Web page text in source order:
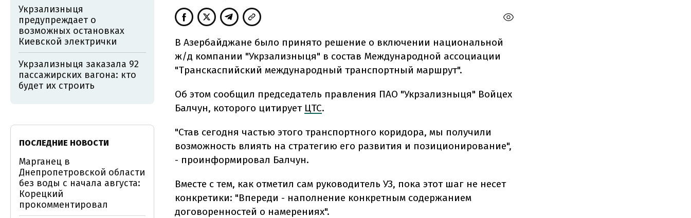
В Азербайджане было принято решение о включении национальной
ж/д компании "Укрзализныця" в состав Международной ассоциации
"Транскаспийский международный транспортный маршрут".
Об этом сообщил председатель правления ПАО "Укрзализныця" Войцех
Балчун, которого цитирует ЦТС.
"Став сегодня частью этого транспортного коридора, мы получили
возможность влиять на стратегию его развития и позиционирование",
- проинформировал Балчун.
Вместе с тем, как отметил сам руководитель УЗ, пока этот шаг не несет
конкретики: "Впереди - наполнение конкретным содержанием
договоренностей о намерениях".
Укрзализныця
предупреждает о
возможных остановках
Киевской электрички
Укрзализныця заказала 92
пассажирских вагона: кто
будет их строить
ПОСЛЕДНИЕ НОВОСТИ
Марганец в
Днепропетровской области
без воды с начала августа:
Корецкий
прокомментировал